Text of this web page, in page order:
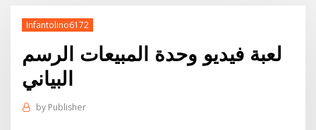
Infantolino6172
لعبة فيديو وحدة المبيعات الرسم
البياني
by Publisher